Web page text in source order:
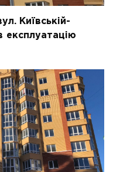
Київській-
експлуатацію